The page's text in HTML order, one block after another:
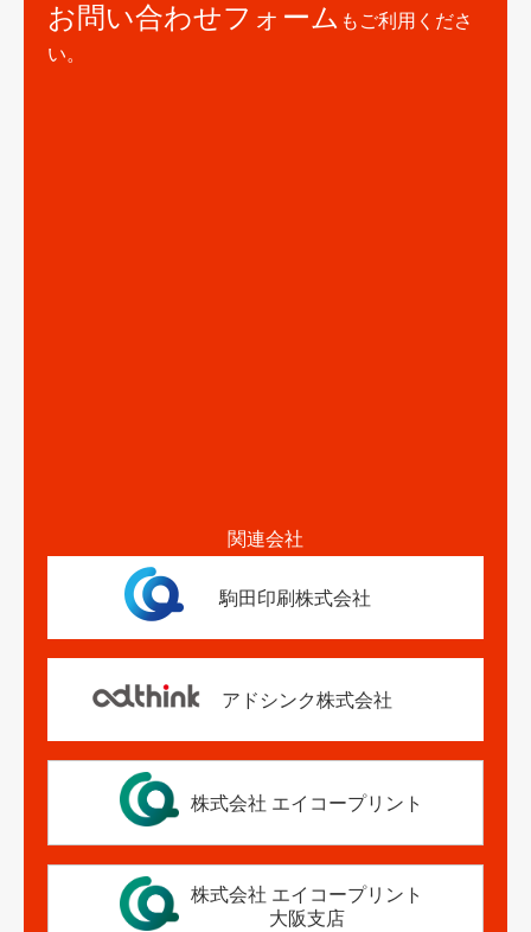
お問い合わせフォーム もご利用くださ
い。
関連会社
駒田印刷株式会社
アドシンク株式会社
株式会社 エイコープリント
株式会社 エイコープリント
大阪支店